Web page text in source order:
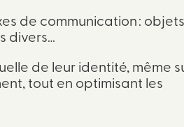
de communication : objets
divers…
de leur identité, même
tout en optimisant les